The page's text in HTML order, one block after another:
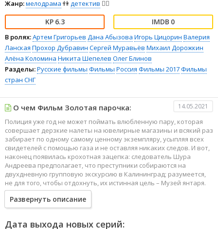
Жанр:мелодрама 👫детектив 🕵️‍♂️
6.3 0
В ролях:Артем Григорьев Дана Абызова Игорь Цицорин Валерия
Ланская Прохор Дубравин Сергей Муравьёв Михаил Дорожкин
Алёна Коломина Никита Шепелев Олег Блинов
Разделы:Русские фильмы Фильмы Россия Фильмы 2017Фильмы
стран СНГ
О чем Фильм Золотая парочка: 14.05.2021
Полиция уже год не может поймать влюбленную пару, которая
совершает дерзкие налеты на ювелирные магазины и всякий раз
забирает по одному самому ценному экземпляру, усыпляя всех
свидетелей с помощью газа и не оставляя никаких следов. И вот,
наконец появилась крохотная зацепка: следователь Шура
Андреева предполагает, что преступники собираются на
двухдневную групповую экскурсию в Калининград; разумеется,
не для того, чтобы отдохнуть, их истинная цель – Музей янтаря.
Начальника доводы Шуры не убедили, он отказывается
проводить операцию, и Шура, на свой страх и риск, отправляется
а с любимым мужем Юрой, который и не подозревает, что эта
Развернуть описание
Дата выхода новых серий: